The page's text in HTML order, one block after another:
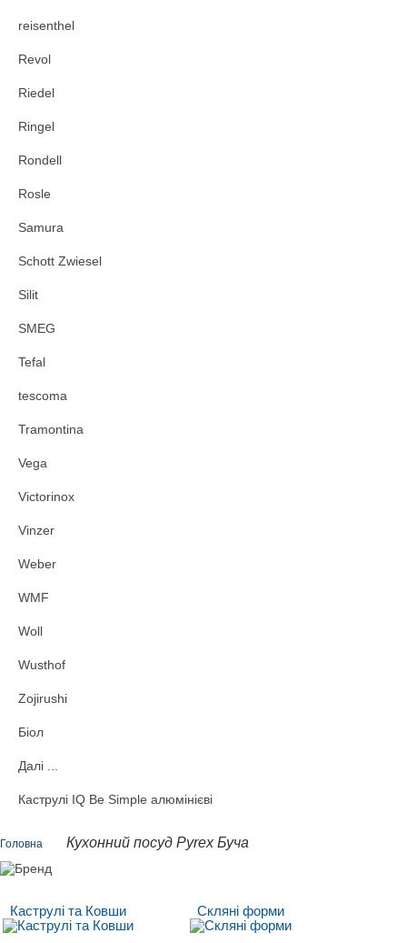
reisenthel
Revol
Riedel
Ringel
Rondell
Rosle
Samura
Schott Zwiesel
Silit
SMEG
Tefal
tescoma
Tramontina
Vega
Victorinox
Vinzer
Weber
WMF
Woll
Wusthof
Zojirushi
Біол
Далі ...
Каструлі IQ Be Simple алюмінієві
Головна Кухонний посуд Pyrex Буча
Каструлі та Ковши Скляні форми